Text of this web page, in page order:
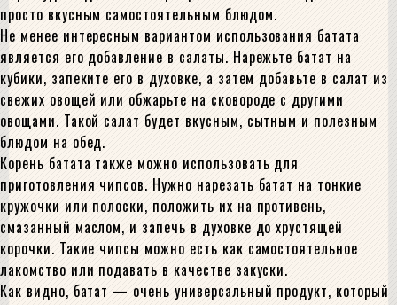
Не менее интересным вариантом использования батата
является его добавление в салаты. Нарежьте батат на
кубики, запеките его в духовке, а затем добавьте в салат из
свежих овощей или обжарьте на сковороде с другими
овощами. Такой салат будет вкусным, сытным и полезным
блюдом на обед.
Корень батата также можно использовать для
приготовления чипсов. Нужно нарезать батат на тонкие
кружочки или полоски, положить их на противень,
смазанный маслом, и запечь в духовке до хрустящей
корочки. Такие чипсы можно есть как самостоятельное
лакомство или подавать в качестве закуски.
Как видно, батат — очень универсальный продукт, который